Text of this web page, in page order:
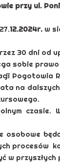
przy ul.
12.2024r. w
30 dni od
sobie
na
czasie.
osobowe
procesów
w